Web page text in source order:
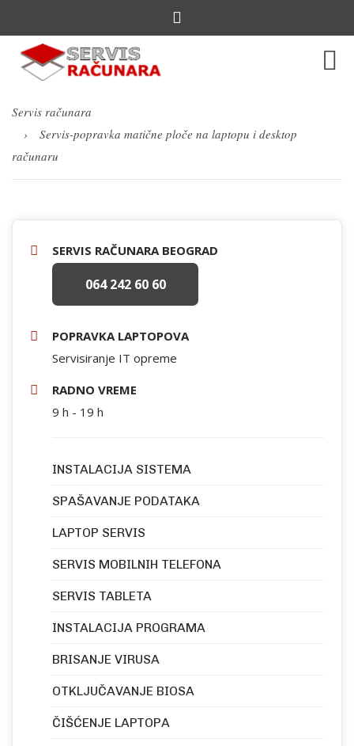
Servis računara
Servis-popravka matične ploče na laptopu i desktop
računaru
SERVIS RAČUNARA BEOGRAD
064 242 60 60
POPRAVKA LAPTOPOVA
Servisiranje IT opreme
RADNO VREME
9 h - 19 h
INSTALACIJA SISTEMA
SPAŠAVANJE PODATAKA
LAPTOP SERVIS
SERVIS MOBILNIH TELEFONA
SERVIS TABLETA
INSTALACIJA PROGRAMA
BRISANJE VIRUSA
OTKLJUČAVANJE BIOSA
ČIŠĆENJE LAPTOPA